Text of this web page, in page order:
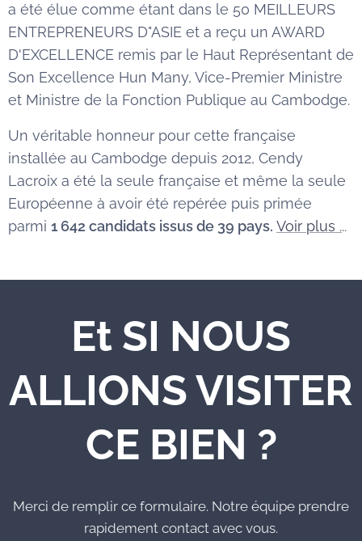
a été élue comme étant dans le 50 MEILLEURS
ENTREPRENEURS D"ASIE et a reçu un AWARD
D'EXCELLENCE remis par le Haut Représentant de
Son Excellence Hun Many, Vice-Premier Ministre
et Ministre de la Fonction Publique au Cambodge.
Un véritable honneur pour cette française
installée au Cambodge depuis 2012, Cendy
Lacroix a été la seule française et même la seule
Européenne à avoir été repérée puis primée
parmi 1 642 candidats issus de 39 pays. Voir plus ...
Et SI NOUS
ALLIONS VISITER
CE BIEN ?
Merci de remplir ce formulaire. Notre équipe prendre
rapidement contact avec vous.